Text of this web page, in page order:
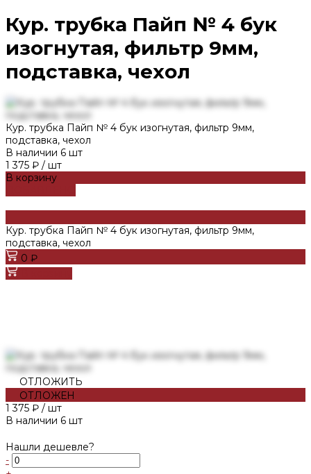
Кур. трубка Пайп № 4 бук
изогнутая, фильтр 9мм,
подставка, чехол
Кур. трубка Пайп № 4 бук изогнутая, фильтр 9мм,
подставка, чехол
В наличии 6 шт
1 375 ₽ / шт
В корзину
Кур. трубка Пайп № 4 бук изогнутая, фильтр 9мм,
подставка, чехол
0 ₽
ОТЛОЖИТЬ
ОТЛОЖЕН
1 375 ₽ / шт
В наличии 6 шт
Нашли дешевле?
-